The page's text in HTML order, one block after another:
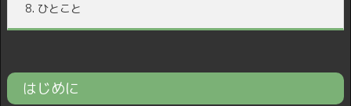
8. ひとこと
はじめに